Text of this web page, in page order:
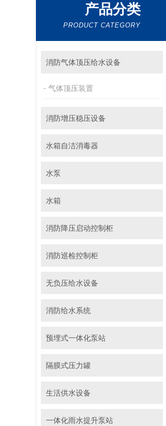
产品分类
PRODUCT CATEGORY
消防气体顶压给水设备
气体顶压装置
消防增压稳压设备
水箱自洁消毒器
水泵
水箱
消防降压启动控制柜
消防巡检控制柜
无负压给水设备
消防给水系统
预埋式一体化泵站
隔膜式压力罐
生活供水设备
一体化雨水提升泵站